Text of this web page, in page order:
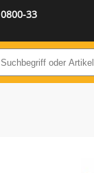
0800-33